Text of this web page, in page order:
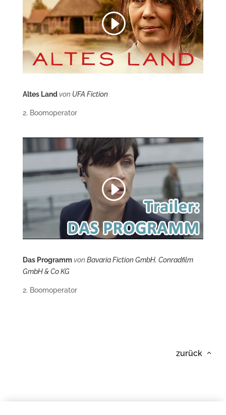
Altes Land von UFA Fiction
2. Boomoperator
Das Programm vonBavaria Fiction GmbH, Conradfilm
GmbH & Co KG
2. Boomoperator
zurück